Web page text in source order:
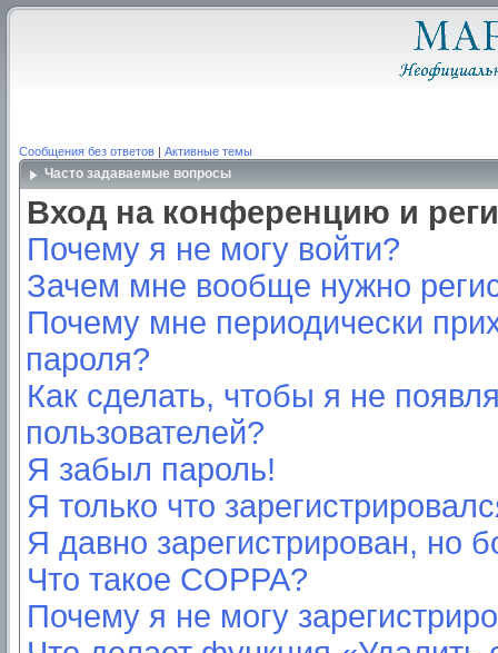
Сообщения без ответов | Активные темы
Часто задаваемые вопросы
Вход на конференцию и
Почему я не могу войти?
Зачем мне вообще нужно
Почему мне периодически
пароля?
Как сделать, чтобы я не
пользователей?
Я забыл пароль!
Я только что
Я давно зарегистрирован, но
Что такое COPPA?
Почему я не могу